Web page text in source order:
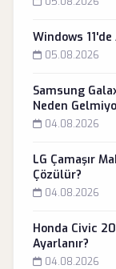
Windows
05.08.2026
Samsung
Neden
04.08.2026
LG Çamaşır
Çözülür?
04.08.2026
Honda Civic
Ayarlanır?
04.08.2026